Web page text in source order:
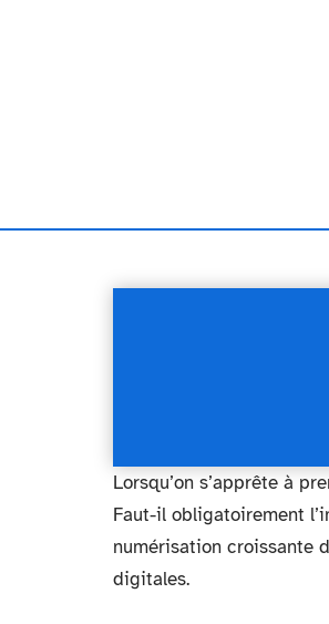
Lorsqu’on s’apprête à
Faut-il obligatoirement
numérisation croissante
digitales.